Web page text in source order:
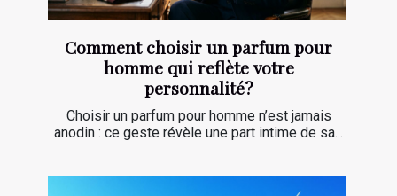
Comment choisir un parfum pour
homme qui reflète votre
personnalité?
Choisir un parfum pour homme n’est jamais
anodin : ce geste révèle une part intime de sa...